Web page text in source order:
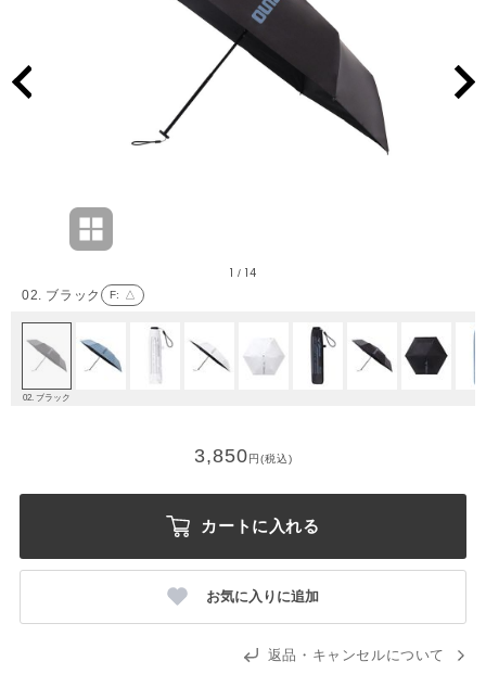
02. ブラック F: △
1 /14
02. ブラック
3,850円(税込)
カートに入れる
お気に入りに追加
返品・キャンセルについて